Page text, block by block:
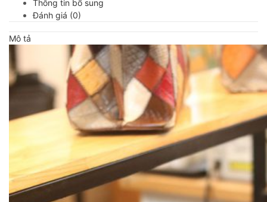
Thông tin bổ sung
Đánh giá (0)
Mô tả